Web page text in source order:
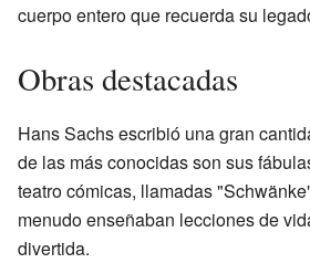
cuerpo entero que recuerda su
Obras destacadas
Hans Sachs escribió una gran
de las más conocidas son sus
teatro cómicas, llamadas
menudo enseñaban lecciones de
divertida.